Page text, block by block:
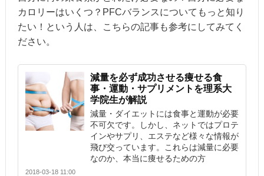
カロリーはいくつ？PFCバランスについてもっと知り
たい！という人は、こちらの記事も参考にしてみてく
ださい。
減量を必ず成功させる痩せる食
事・運動・サプリメントを理系大
学院生が解説
減量・ダイエットには食事と運動が必要
不可欠です。しかし、ネットではプロテ
インやサプリ、エステなど様々な情報が
飛び交っています。これらは減量に必要
なのか、本当に痩せるための方
2018-03-18 11:00